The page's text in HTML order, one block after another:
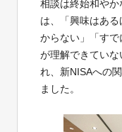
相談は終始和や
は、「興味はあ
からない」「す
が理解できてい
れ、新NISAへの
ました。